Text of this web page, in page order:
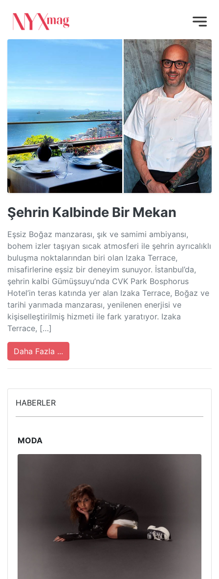
Şehrin Kalbinde Bir Mekan
Eşsiz Boğaz manzarası, şık ve samimi ambiyansı,
bohem izler taşıyan sıcak atmosferi ile şehrin ayrıcalıklı
buluşma noktalarından biri olan Izaka Terrace,
misafirlerine eşsiz bir deneyim sunuyor. İstanbul’da,
şehrin kalbi Gümüşsuyu’nda CVK Park Bosphorus
Hotel’in teras katında yer alan Izaka Terrace, Boğaz ve
tarihi yarımada manzarası, yenilenen enerjisi ve
kişiselleştirilmiş hizmeti ile fark yaratıyor. Izaka
Terrace, […]
Daha Fazla ...
HABERLER
MODA